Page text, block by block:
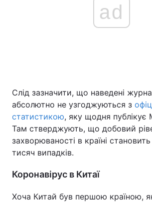
ad
Слід зазначити, що наведені
абсолютно не узгоджуються з
статистикою, яку щодня
Там стверджують, що добовий
захворюваності в країні
тисяч випадків.
Коронавірус в Китаї
Хоча Китай був першою країною,